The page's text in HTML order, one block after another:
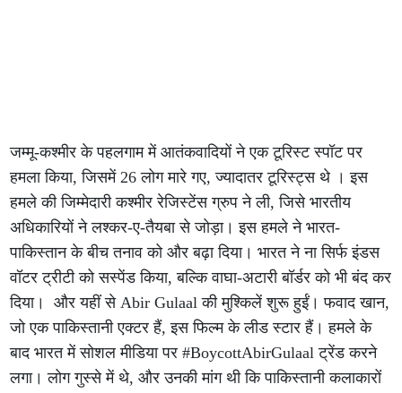
जम्मू-कश्मीर के पहलगाम में आतंकवादियों ने एक टूरिस्ट स्पॉट पर
हमला किया, जिसमें 26 लोग मारे गए, ज्यादातर टूरिस्ट्स थे । इस
हमले की जिम्मेदारी कश्मीर रेजिस्टेंस ग्रुप ने ली, जिसे भारतीय
अधिकारियों ने लश्कर-ए-तैयबा से जोड़ा। इस हमले ने भारत-
पाकिस्तान के बीच तनाव को और बढ़ा दिया। भारत ने ना सिर्फ इंडस
वॉटर ट्रीटी को सस्पेंड किया, बल्कि वाघा-अटारी बॉर्डर को भी बंद कर
दिया। और यहीं से Abir Gulaal की मुश्किलें शुरू हुईं। फवाद खान,
जो एक पाकिस्तानी एक्टर हैं, इस फिल्म के लीड स्टार हैं। हमले के
बाद भारत में सोशल मीडिया पर #BoycottAbirGulaal ट्रेंड करने
लगा। लोग गुस्से में थे, और उनकी मांग थी कि पाकिस्तानी कलाकारों